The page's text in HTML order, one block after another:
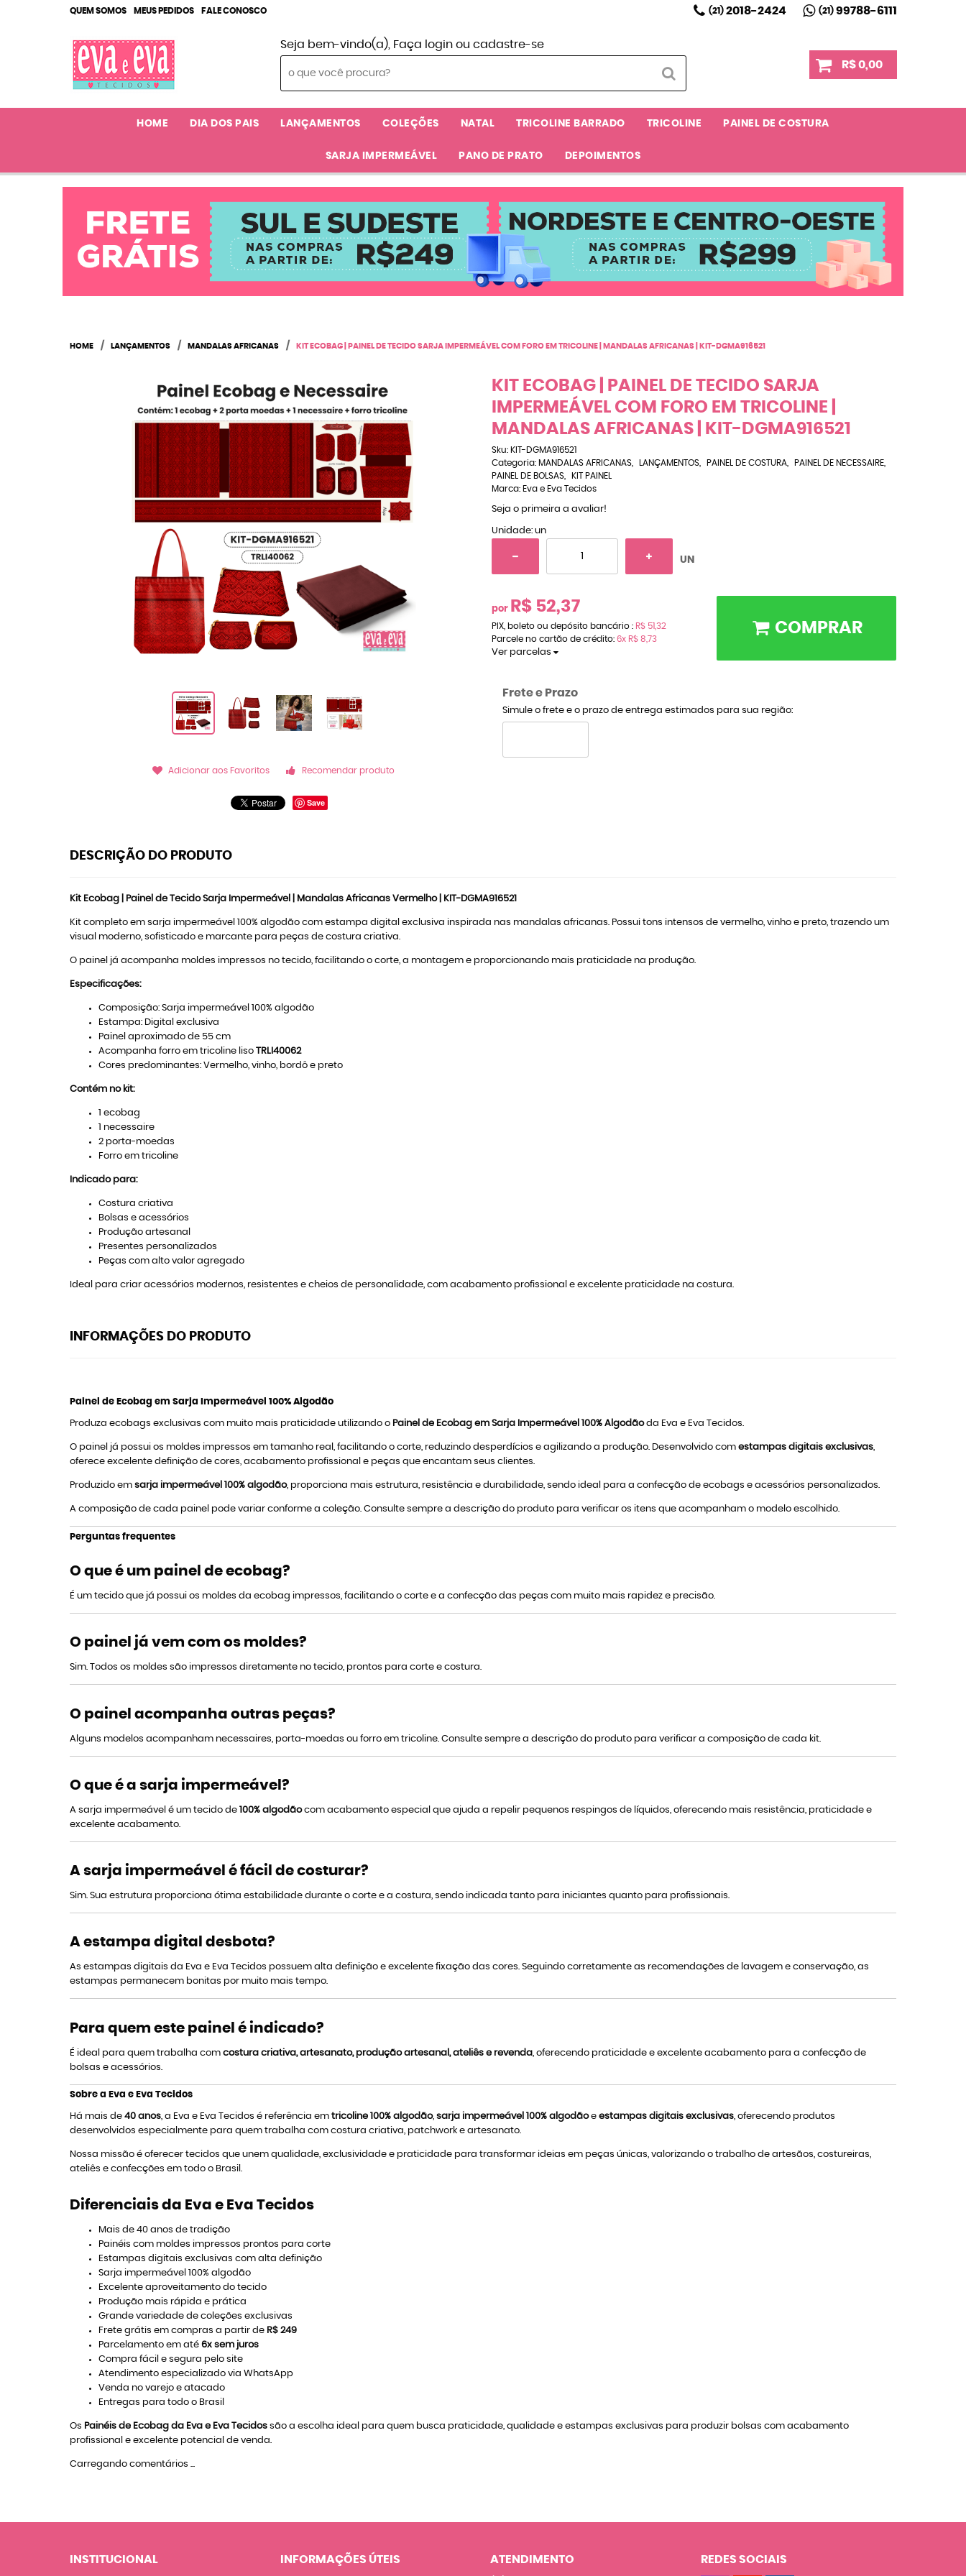
QUEM SOMOS MEUS PEDIDOS FALE CONOSCO (21)2018-2424 (21)99788-6111
Seja bem-vindo(a), Faça login ou cadastre-se
R$ 0,00
HOME DIA DOS PAIS LANÇAMENTOS COLEÇÕES NATAL TRICOLINE BARRADO TRICOLINE PAINEL DE COSTURA
SARJA IMPERMEÁVEL PANO DE PRATO DEPOIMENTOS
HOME LANÇAMENTOS MANDALAS AFRICANAS KIT ECOBAG | PAINEL DE TECIDO SARJA IMPERMEÁVEL COM FORO EM TRICOLINE | MANDALAS AFRICANAS | KIT-DGMA916521
Adicionar aos Favoritos Recomendar produto
Save
KIT ECOBAG | PAINEL DE TECIDO SARJA
IMPERMEÁVEL COM FORO EM TRICOLINE |
MANDALAS AFRICANAS | KIT-DGMA916521
Sku: KIT-DGMA916521
Categoria: MANDALAS AFRICANAS LANÇAMENTOS PAINEL DE COSTURA
PAINEL DE NECESSAIRE
PAINEL DE BOLSAS
KIT PAINEL
Marca: Eva e Eva Tecidos
Seja o primeira a avaliar!
Unidade: un
UN
por R$ 52,37
PIX, boleto ou depósito bancário : R$ 51,32
Parcele no cartão de crédito: 6x R$ 8,73
Ver parcelas
COMPRAR
Frete e Prazo
Simule o frete e o prazo de entrega estimados para sua região:
DESCRIÇÃO DO PRODUTO
Kit Ecobag | Painel de Tecido Sarja Impermeável | Mandalas Africanas Vermelho | KIT-DGMA916521
Kit completo em sarja impermeável 100% algodão com estampa digital exclusiva inspirada nas mandalas africanas. Possui tons intensos de vermelho, vinho e preto, trazendo um
visual moderno, sofisticado e marcante para peças de costura criativa.
O painel já acompanha moldes impressos no tecido, facilitando o corte, a montagem e proporcionando mais praticidade na produção.
Especificações:
Composição: Sarja impermeável 100% algodão
Estampa: Digital exclusiva
Painel aproximado de 55 cm
Acompanha forro em tricoline liso
TRLI40062
Cores predominantes: Vermelho, vinho, bordô e preto
Contém no kit:
1 ecobag
1 necessaire
2 porta-moedas
Forro em tricoline
Indicado para:
Costura criativa
Bolsas e acessórios
Produção artesanal
Presentes personalizados
Peças com alto valor agregado
Ideal para criar acessórios modernos, resistentes e cheios de personalidade, com acabamento profissional e excelente praticidade na costura.
INFORMAÇÕES DO PRODUTO
Painel de Ecobag em Sarja Impermeável 100% Algodão
Produza ecobags exclusivas com muito mais praticidade utilizando o Painel de Ecobag em Sarja Impermeável 100% Algodãoda Eva e Eva Tecidos.
O painel já possui os moldes impressos em tamanho real, facilitando o corte, reduzindo desperdícios e agilizando a produção. Desenvolvido com estampas digitais exclusivas,
oferece excelente definição de cores, acabamento profissional e peças que encantam seus clientes.
Produzido em sarja impermeável 100% algodão, proporciona mais estrutura, resistência e durabilidade, sendo ideal para a confecção de ecobags e acessórios personalizados.
A composição de cada painel pode variar conforme a coleção. Consulte sempre a descrição do produto para verificar os itens que acompanham o modelo escolhido.
Perguntas frequentes
O que é um painel de ecobag?
É um tecido que já possui os moldes da ecobag impressos, facilitando o corte e a confecção das peças com muito mais rapidez e precisão.
O painel já vem com os moldes?
Sim. Todos os moldes são impressos diretamente no tecido, prontos para corte e costura.
O painel acompanha outras peças?
Alguns modelos acompanham necessaires, porta-moedas ou forro em tricoline. Consulte sempre a descrição do produto para verificar a composição de cada kit.
O que é a sarja impermeável?
A sarja impermeável é um tecido de 100% algodãocom acabamento especial que ajuda a repelir pequenos respingos de líquidos, oferecendo mais resistência, praticidade e
excelente acabamento.
A sarja impermeável é fácil de costurar?
Sim. Sua estrutura proporciona ótima estabilidade durante o corte e a costura, sendo indicada tanto para iniciantes quanto para profissionais.
A estampa digital desbota?
As estampas digitais da Eva e Eva Tecidos possuem alta definição e excelente fixação das cores. Seguindo corretamente as recomendações de lavagem e conservação, as
estampas permanecem bonitas por muito mais tempo.
Para quem este painel é indicado?
É ideal para quem trabalha com costura criativa, artesanato, produção artesanal, ateliês e revenda , oferecendo praticidade e excelente acabamento para a confecção de
bolsas e acessórios.
Sobre a Eva e Eva Tecidos
Há mais de 40 anos, a Eva e Eva Tecidos é referência em tricoline 100% algodão, sarja impermeável 100% algodãoe estampas digitais exclusivas, oferecendo produtos
desenvolvidos especialmente para quem trabalha com costura criativa, patchwork e artesanato.
Nossa missão é oferecer tecidos que unem qualidade, exclusividade e praticidade para transformar ideias em peças únicas, valorizando o trabalho de artesãos, costureiras,
ateliês e confecções em todo o Brasil.
Diferenciais da Eva e Eva Tecidos
Mais de 40 anos de tradição
Painéis com moldes impressos prontos para corte
Estampas digitais exclusivas com alta definição
Sarja impermeável 100% algodão
Excelente aproveitamento do tecido
Produção mais rápida e prática
Grande variedade de coleções exclusivas
Frete grátis em compras a partir de R$ 249
Parcelamento em até 6x sem juros
Compra fácil e segura pelo site
Atendimento especializado via WhatsApp
Venda no varejo e atacado
Entregas para todo o Brasil
Os Painéis de Ecobag da Eva e Eva Tecidos são a escolha ideal para quem busca praticidade, qualidade e estampas exclusivas para produzir bolsas com acabamento
profissional e excelente potencial de venda.
Carregando comentários ...
INSTITUCIONAL INFORMAÇÕES ÚTEIS ATENDIMENTO REDES SOCIAIS